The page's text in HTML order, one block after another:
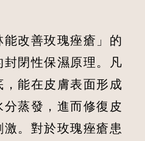
改善玫瑰痤瘡」的
閉性保濕原理。凡
能在皮膚表面形成
蒸發，進而修復皮
。對於玫瑰痤瘡患